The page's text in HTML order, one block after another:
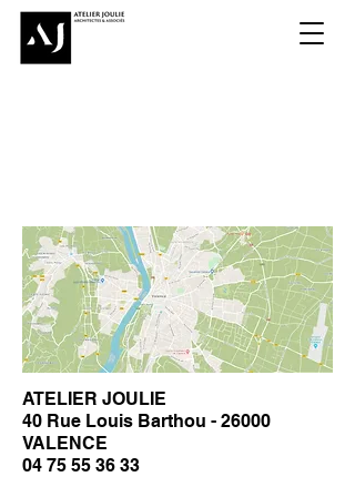
ATELIER JOULIE
40 Rue Louis Barthou - 26000
VALENCE
04 75 55 36 33